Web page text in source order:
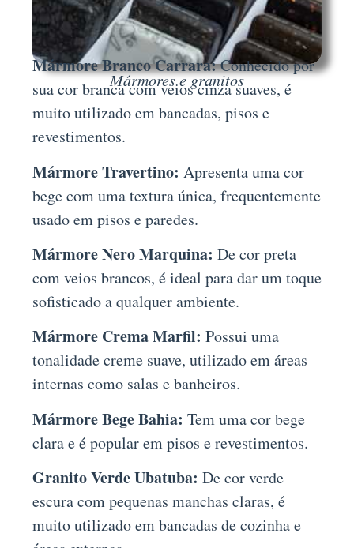
Mármores e granitos
Mármore Branco Carrara:Conhecido por
sua cor branca com veios cinza suaves, é
muito utilizado em bancadas, pisos e
revestimentos.
Mármore Travertino: Apresenta uma cor
bege com uma textura única, frequentemente
usado em pisos e paredes.
Mármore Nero Marquina: De cor preta
com veios brancos, é ideal para dar um toque
sofisticado a qualquer ambiente.
Mármore Crema Marfil: Possui uma
tonalidade creme suave, utilizado em áreas
internas como salas e banheiros.
Mármore Bege Bahia: Tem uma cor bege
clara e é popular em pisos e revestimentos.
Granito Verde Ubatuba: De cor verde
escura com pequenas manchas claras, é
muito utilizado em bancadas de cozinha e